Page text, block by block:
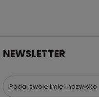
NEWSLETTER
Podaj swoje imię i nazwisko